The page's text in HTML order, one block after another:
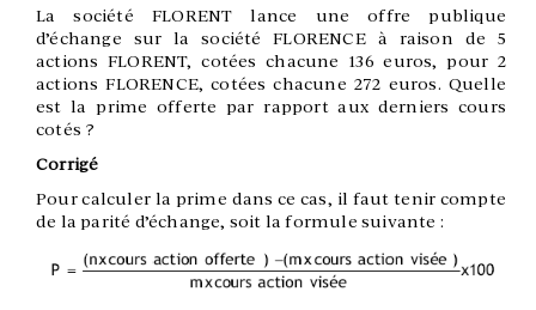
La société FLORENT lance une offre publique
d’échange sur la société FLORENCE à raison de 5
actions FLORENT, cotées chacune 136 euros, pour 2
actions FLORENCE, cotées chacune 272 euros. Quelle
est la prime offerte par rapport aux derniers cours
cotés ?
Corrigé
Pour calculer la prime dans ce cas, il faut tenir compte
de la parité d’échange, soit la formule suivante :